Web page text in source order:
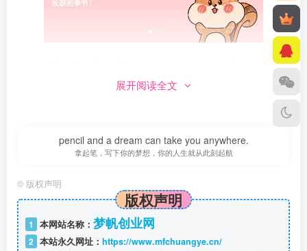
展开阅读全文
pencil and a dream can take you anywhere.
拿起笔，写下你的梦想，你的人生就从此刻起航
© 版权声明
版权声明
1 本网站名称： 梦帆创业网
2 本站永久网址： https://www.mfchuangye.cn/